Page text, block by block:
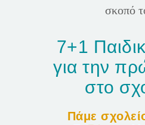
σκοπό
7+1
για την
στο
Πάμε